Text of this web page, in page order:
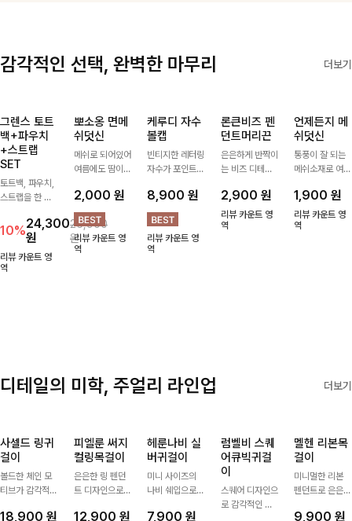
감각적인 선택, 완벽한 마무리 더보기
그렌스 토트
백+파우치
+스트랩
SET
토트백, 파우치,
스트랩을 한 번
ITEM활용도 높
게 어디에든 다
양하게 즐겨주세
요 ;)
10%24,300
원
26,900
원
리뷰 카운트 영
역
뽀소옹 면메
쉬덧신
메쉬로 되어있어
여름에도 땀이
음도 당당해지세
요:-)
2,000 원
리뷰 카운트 영
역
케루디 자수
볼캡
빈티지한 레터링
자수가 포인트가
에 자연스럽게
어우러지는 볼
캡!베이직한 컬
러와 깔끔한 쉐
입으로 캐주얼부
8,900원
리뷰 카운트 영
역
론큰비즈 펜
던트머리끈
은은하게 반짝이
는 비즈 디테일
트로 스타일에
센스를 더해주는
아이템, 탄탄한
2,900 원
리뷰 카운트 영
역
언제든지 메
쉬덧신
통풍이 잘 되는
메쉬소재로 여름
데일리로 신기
좋은 덧신이에요
^^
1,900원
리뷰 카운트 영
역
디테일의 미학, 주얼리 라인업 더보기
사셀드 링귀
걸이
볼드한 체인 모
티브가 감각적인
18,900 원
피엘룬 써지
컬링목걸이
은은한 링 펜던
트 디자인으로
12,900 원
헤룬나비 실
버귀걸이
미니 사이즈의
나비 쉐입으로
7,900원
럼벨비 스퀘
어큐빅귀걸
이
스퀘어 디자인으
로 감각적인 무
멜헨 리본목
걸이
미니멀한 리본
펜던트로 은은한
9,900원